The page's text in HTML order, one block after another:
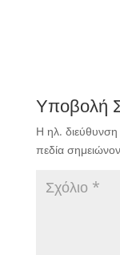
Υποβολή
Η ηλ. διεύθυνση
πεδία